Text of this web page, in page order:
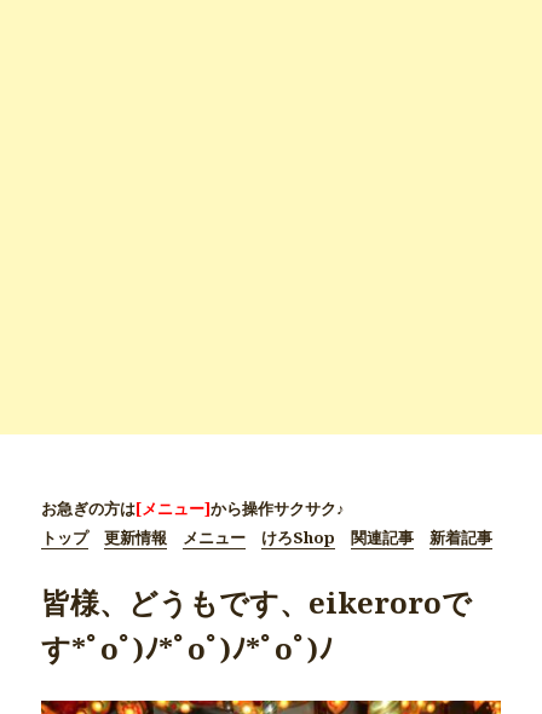
お急ぎの方は[メニュー]から操作サクサク♪
トップ
更新情報 メニュー けろShop 関連記事 新着記事
皆様、どうもです、eikeroroで
す*ﾟoﾟ)ﾉ*ﾟoﾟ)ﾉ*ﾟoﾟ)ﾉ